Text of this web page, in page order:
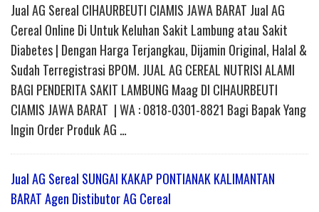
Jual AG Sereal CIHAURBEUTI CIAMIS JAWA BARAT Jual AG
Cereal Online Di Untuk Keluhan Sakit Lambung atau Sakit
Diabetes | Dengan Harga Terjangkau, Dijamin Original, Halal &
Sudah Terregistrasi BPOM. JUAL AG CEREAL NUTRISI ALAMI
BAGI PENDERITA SAKIT LAMBUNG Maag DI CIHAURBEUTI
CIAMIS JAWA BARAT | WA : 0818-0301-8821 Bagi Bapak Yang
Ingin Order Produk AG …
Jual AG Sereal SUNGAI KAKAP PONTIANAK KALIMANTAN
BARAT Agen Distibutor AG Cereal